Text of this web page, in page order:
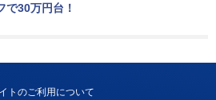
で30万円台！
トのご利用について